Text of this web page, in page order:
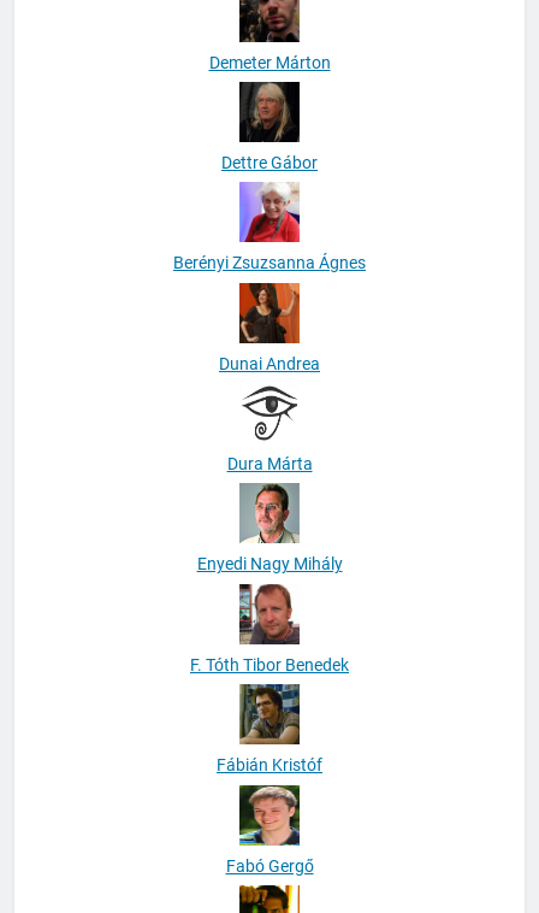
Demeter Márton
Dettre Gábor
Berényi Zsuzsanna Ágnes
Dunai Andrea
Dura Márta
Enyedi Nagy Mihály
F. Tóth Tibor Benedek
Fábián Kristóf
Fabó Gergő